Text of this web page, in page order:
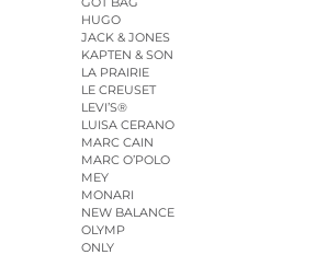
HUGO
JACK & JONES
KAPTEN & SON
LA PRAIRIE
LE CREUSET
LEVI’S®
LUISA CERANO
MARC CAIN
MARC O’POLO
MEY
MONARI
NEW BALANCE
OLYMP
ONLY